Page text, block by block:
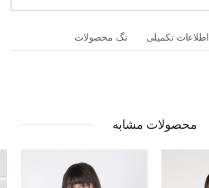
اطلاعات تکمیلی تگ محصولات
محصولات مشابه